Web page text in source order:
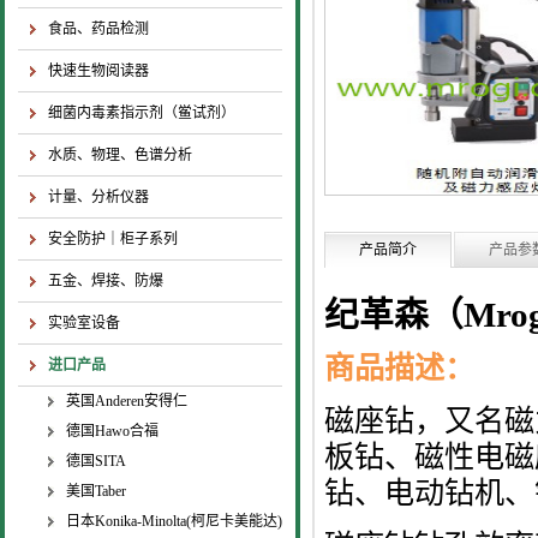
食品、药品检测
快速生物阅读器
细菌内毒素指示剂（鲎试剂）
水质、物理、色谱分析
计量、分析仪器
安全防护｜柜子系列
五金、焊接、防爆
实验室设备
进口产品
英国Anderen安得仁
德国Hawo合福
德国SITA
美国Taber
日本Konika-Minolta(柯尼卡美能达)
产品简介 产品参
纪革森（
商品描述：
磁座钻，又名
板钻、磁性电
钻、电动钻机